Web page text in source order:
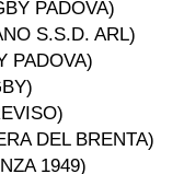
PADOVA)
S.S.D. ARL)
PADOVA)
DEL BRENTA)
1949)